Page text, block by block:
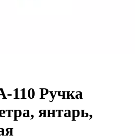
110 Ручка
янтарь,